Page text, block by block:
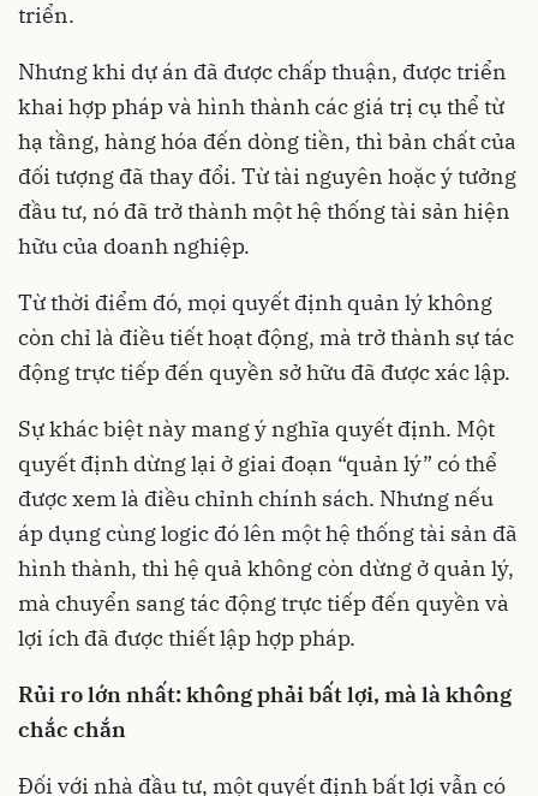
triển.
Nhưng khi dự án đã được chấp thuận, được triển
khai hợp pháp và hình thành các giá trị cụ thể từ
hạ tầng, hàng hóa đến dòng tiền, thì bản chất của
đối tượng đã thay đổi. Từ tài nguyên hoặc ý tưởng
đầu tư, nó đã trở thành một hệ thống tài sản hiện
hữu của doanh nghiệp.
Từ thời điểm đó, mọi quyết định quản lý không
còn chỉ là điều tiết hoạt động, mà trở thành sự tác
động trực tiếp đến quyền sở hữu đã được xác lập.
Sự khác biệt này mang ý nghĩa quyết định. Một
quyết định dừng lại ở giai đoạn “quản lý” có thể
được xem là điều chỉnh chính sách. Nhưng nếu
áp dụng cùng logic đó lên một hệ thống tài sản đã
hình thành, thì hệ quả không còn dừng ở quản lý,
mà chuyển sang tác động trực tiếp đến quyền và
lợi ích đã được thiết lập hợp pháp.
Rủi ro lớn nhất: không phải bất lợi, mà là không
chắc chắn
Đối với nhà đầu tư, một quyết định bất lợi vẫn có